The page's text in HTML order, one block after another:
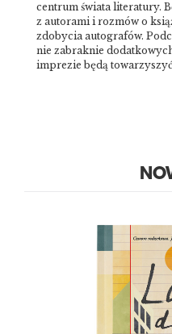
centrum świata literatury.
z autorami i rozmów o
zdobycia autografów.
nie zabraknie
imprezie będą